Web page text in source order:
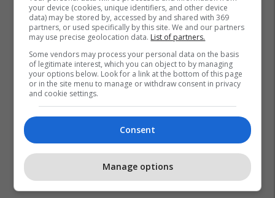
your device (cookies, unique identifiers, and other device
data) may be stored by, accessed by and shared with 369
partners, or used specifically by this site. We and our partners
may use precise geolocation data. List of partners.
Some vendors may process your personal data on the basis
of legitimate interest, which you can object to by managing
your options below. Look for a link at the bottom of this page
or in the site menu to manage or withdraw consent in privacy
and cookie settings.
Consent
Manage options